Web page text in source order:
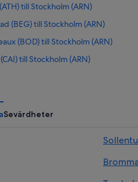
till Stockholm (ARN)
(BEG) till Stockholm (ARN)
(BOD) till Stockholm (ARN)
till Stockholm (ARN)
(FRA) till Stockholm (ARN)
till Stockholm (ARN)
till Stockholm (ARN)
Sevärdheter
Bromma